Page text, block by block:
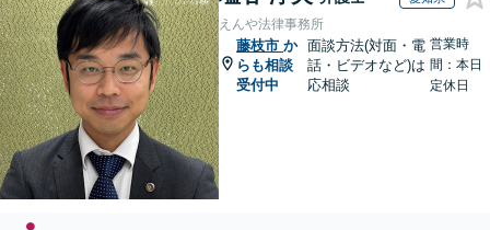
えんや法律事務所
藤枝市 か
らも相談
受付中
面談方法(対面・電
話・ビデオなど)は
応相談
営業時
間：本日
定休日